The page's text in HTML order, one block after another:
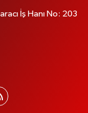
İş Hanı No: 203